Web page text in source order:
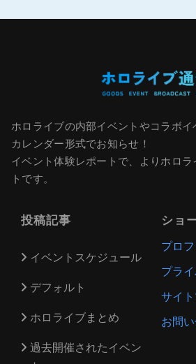
ホロライブの内部イベントやコラボ
カレンダー形式でお知らせ！
イベント体験レポートで、よりホロ
トです。
投稿記事
イベントスケジュール
デフォルト
ホロライブまとめ
過去開催されたイベン
ショ
プロ
プラ
サイ
お問